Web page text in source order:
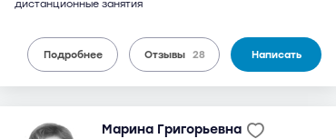
дистанционные занятия
Подробнее Отзывы 28 Написать
Марина Григорьевна